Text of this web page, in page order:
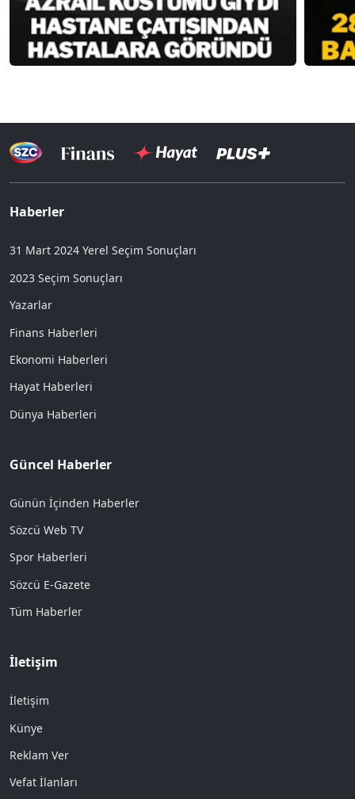
Haberler
31 Mart 2024 Yerel Seçim Sonuçları
2023 Seçim Sonuçları
Yazarlar
Finans Haberleri
Ekonomi Haberleri
Hayat Haberleri
Dünya Haberleri
Güncel Haberler
Günün İçinden Haberler
Sözcü Web TV
Spor Haberleri
Sözcü E-Gazete
Tüm Haberler
İletişim
İletişim
Künye
Reklam Ver
Vefat İlanları